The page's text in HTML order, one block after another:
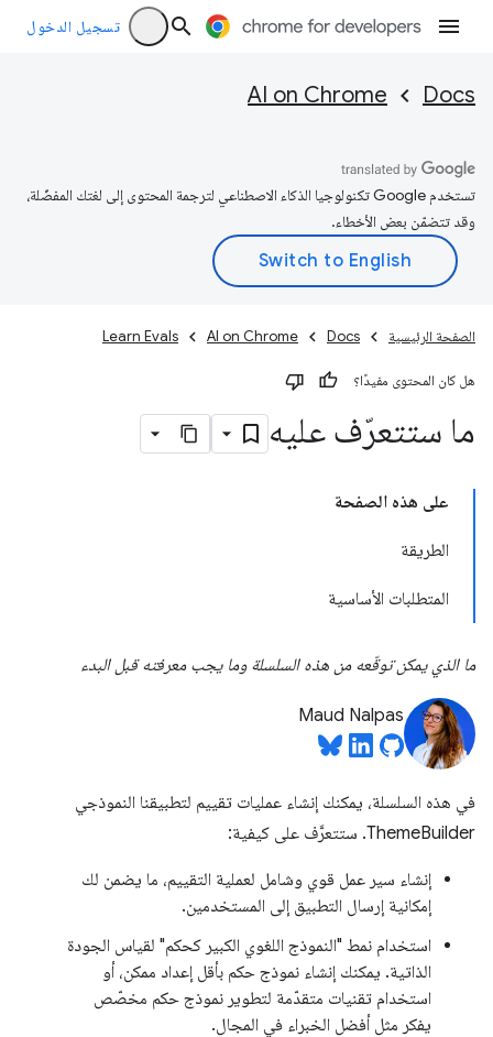
تسجيل الدخول
Docs
AI on Chrome
تستخدم Google تكنولوجيا الذكاء الاصطناعي لترجمة المحتوى إلى لغتك المفضّلة،
وقد تتضمّن بعض الأخطاء.
الصفحة الرئيسية Docs
AI on Chrome
Learn Evals
هل كان المحتوى مفيدًا؟
ما ستتعرّف عليه
على هذه الصفحة
الطريقة
المتطلبات الأساسية
ما الذي يمكن توقّعه من هذه السلسلة وما يجب معرفته قبل البدء
Maud Nalpas
في هذه السلسلة، يمكنك إنشاء عمليات تقييم لتطبيقنا النموذجي
ThemeBuilder. ستتعرَّف على كيفية:
إنشاء سير عمل قوي وشامل لعملية التقييم، ما يضمن لك
إمكانية إرسال التطبيق إلى المستخدمين.
استخدام نمط "النموذج اللغوي الكبير كحكم" لقياس الجودة
الذاتية. يمكنك إنشاء نموذج حكم بأقل إعداد ممكن، أو
استخدام تقنيات متقدّمة لتطوير نموذج حكم مخصّص
يفكر مثل أفضل الخبراء في المجال.